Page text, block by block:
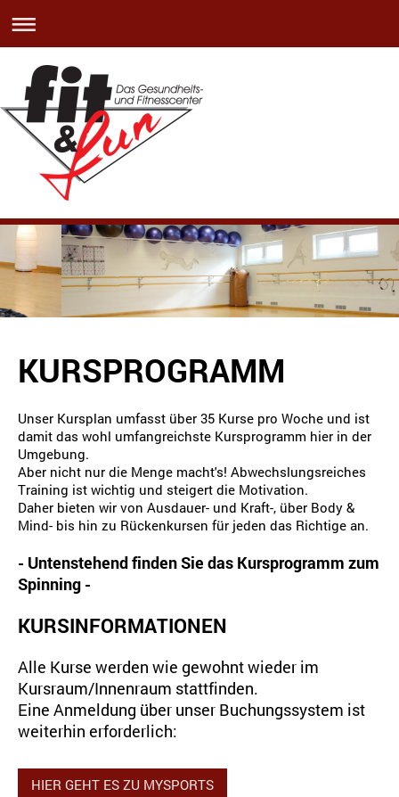
KURSPROGRAMM
Unser Kursplan umfasst über 35 Kurse pro Woche und ist
damit das wohl umfangreichste Kursprogramm hier in der
Umgebung.
Aber nicht nur die Menge macht's! Abwechslungsreiches
Training ist wichtig und steigert die Motivation.
Daher bieten wir von Ausdauer- und Kraft-, über Body &
Mind- bis hin zu Rückenkursen für jeden das Richtige an.
- Untenstehend finden Sie das Kursprogramm zum
Spinning -
KURSINFORMATIONEN
Alle Kurse werden wie gewohnt wieder im
Kursraum/Innenraum stattfinden.
Eine Anmeldung über unser Buchungssystem ist
weiterhin erforderlich:
HIER GEHT ES ZU MYSPORTS